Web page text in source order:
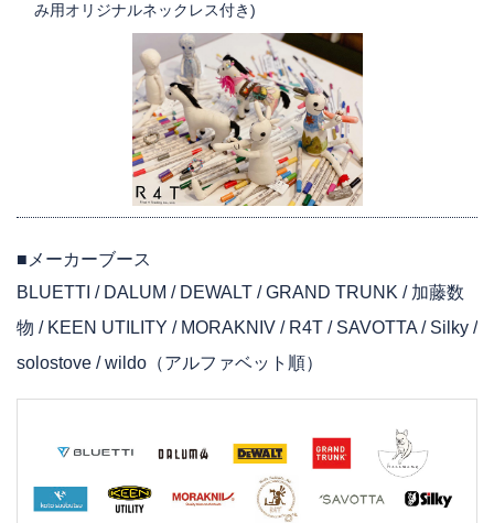
み用オリジナルネックレス付き)
■メーカーブース
BLUETTI / DALUM / DEWALT / GRAND TRUNK / 加藤数
物 / KEEN UTILITY / MORAKNIV / R4T / SAVOTTA / Silky /
solostove / wildo（アルファベット順）